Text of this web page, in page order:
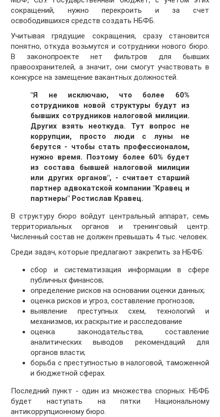
сокращений, нужно перекроить и за счет
освободившихся средств создать НБФБ.
Учитывая грядущие сокращения, сразу становится
понятно, откуда возьмутся и сотрудники нового бюро.
В законопроекте нет фильтров для бывших
правоохранителей, а значит, они смогут участвовать в
конкурсе на замещение вакантных должностей.
"Я не исключаю, что более 60%
сотрудников новой структуры будут из
бывших сотрудников налоговой милиции.
Других взять неоткуда. Тут вопрос не
коррупции, просто люди с луны не
берутся - чтобы стать профессионалом,
нужно время. Поэтому более 60% будет
из состава бывшей налоговой милиции
или других органов", - считает старший
партнер адвокатской компании "Кравец и
партнеры" Ростислав Кравец.
В структуру бюро войдут центральный аппарат, семь
территориальных органов и тренинговый центр.
Численный состав не должен превышать 4 тыс. человек.
Среди задач, которые предлагают закрепить за НБФБ:
сбор и систематизация информации в сфере
публичных финансов;
определение рисков на основании оценки данных;
оценка рисков и угроз, составление прогнозов;
выявление преступных схем, технологий и
механизмов, их раскрытие и расследование
оценка законодательства, составление
аналитических выводов рекомендаций для
органов власти;
борьба с преступностью в налоговой, таможенной
и бюджетной сферах.
Последний пункт - один из множества спорных: НБФБ
будет наступать на пятки Национальному
антикоррупционному бюро.